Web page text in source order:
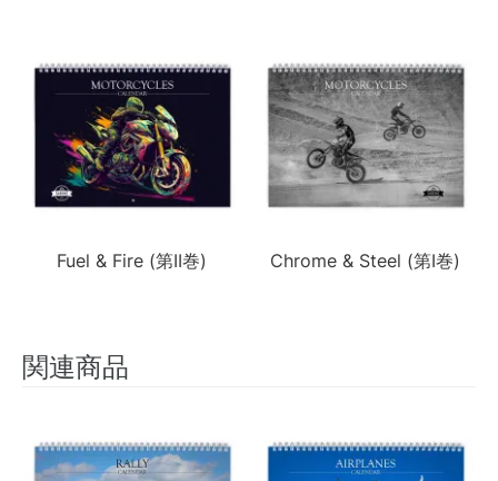
Fuel & Fire (第II巻) Chrome & Steel (第I巻)
関連商品